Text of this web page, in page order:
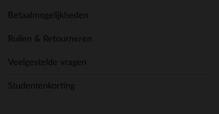
Betaalmogelijkheden
Ruilen & Retourneren
Veelgestelde vragen
Studentenkorting